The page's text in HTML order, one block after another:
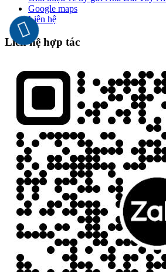
Google maps
Liên hệ
Liên hệ hợp tác